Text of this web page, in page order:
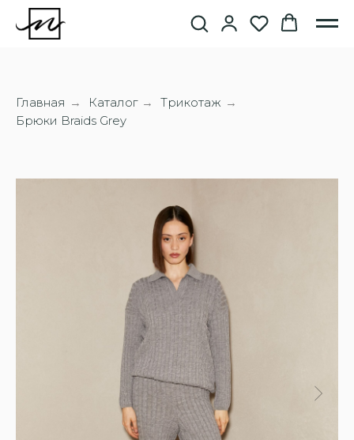
Главная → Каталог → Трикотаж →
Брюки Braids Grey